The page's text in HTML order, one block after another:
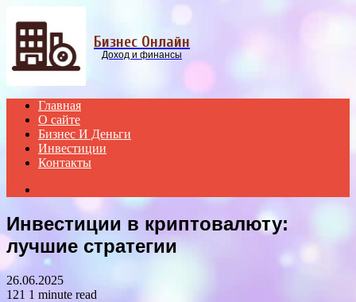
Бизнес Онлайн
Доход и финансы
Главная
О сайте
Бизнес И Деньги
Инвестиции
Контакты
Инвестиции в криптовалюту:
лучшие стратегии
26.06.2025
121 1 minute read